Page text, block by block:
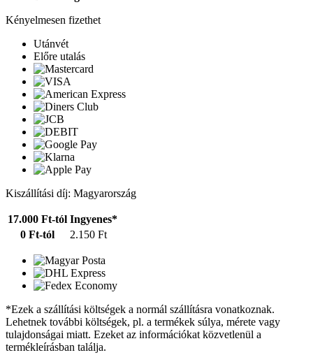
Kényelmesen fizethet
Utánvét
Előre utalás
Kiszállítási díj: Magyarország
17.000 Ft-tól Ingyenes*
0 Ft-tól
2.150 Ft
*Ezek a szállítási költségek a normál szállításra vonatkoznak.
Lehetnek további költségek, pl. a termékek súlya, mérete vagy
tulajdonságai miatt. Ezeket az információkat közvetlenül a
termékleírásban találja.